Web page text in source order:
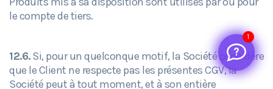
le compte de tiers.
12.6.Si, pour un quelconque motif, la Société considère
que le Client ne respecte pas les présentes CGV, la
Société peut à tout moment, et à son entière
1